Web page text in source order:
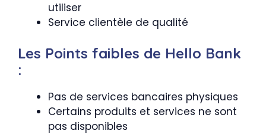
utiliser
Service clientèle de qualité
Les Points faibles de Hello Bank
:
Pas de services bancaires physiques
Certains produits et services ne sont
pas disponibles